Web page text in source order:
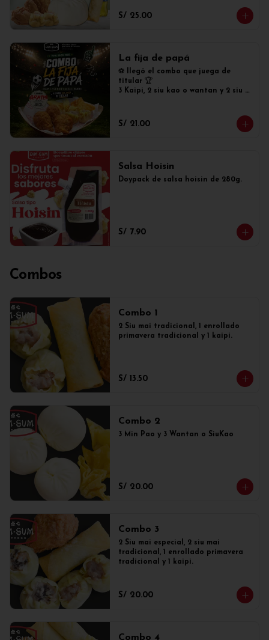
S/ 25.00
La fija de papá
⚽ llegó el combo que juega de
titular 🏆
3 Kaipi, 2 siu kao o wantan y 2 siu
por siu mai especiales!
S/ 21.00
Salsa Hoisin
Doypack de salsa hoisin de 280g.
S/ 7.90
Combos
Combo 1
2 Siu mai tradicional, 1 enrollado
primavera tradicional y 1 kaipi.
S/ 13.50
Combo 2
3 Min Pao y 3 Wantan o SiuKao
S/ 20.00
Combo 3
2 Siu mai especial, 2 siu mai
tradicional, 1 enrollado primavera
tradicional y 1 kaipi.
S/ 20.00
Combo 4